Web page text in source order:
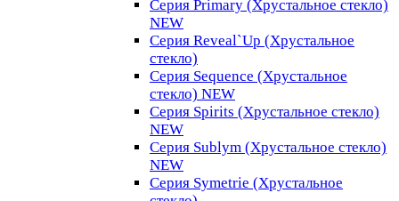
Серия Primary (Хрустальное стекло)
NEW
Серия Reveal`Up (Хрустальное
стекло)
Серия Sequence (Хрустальное
стекло) NEW
Серия Spirits (Хрустальное стекло)
NEW
Серия Sublym (Хрустальное стекло)
NEW
Серия Symetrie (Хрустальное